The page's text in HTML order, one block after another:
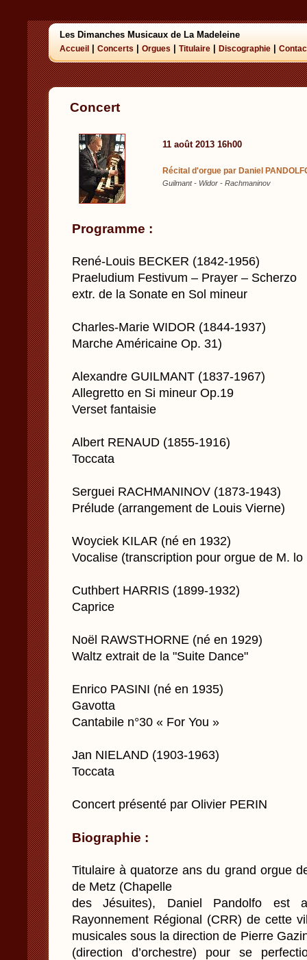
Les Dimanches Musicaux de La Madeleine
Accueil Concerts Orgues Titulaire Discographie
Concert
11 août 2013 16h00
Récital d'orgue par Daniel
Guilmant - Widor - Rachmaninov
Programme :
René-Louis BECKER (1842-1956)
Praeludium Festivum – Prayer – Scherzo
extr. de la Sonate en Sol mineur
Charles-Marie WIDOR (1844-1937)
Marche Américaine Op. 31)
Alexandre GUILMANT (1837-1967)
Allegretto en Si mineur Op.19
Verset fantaisie
Albert RENAUD (1855-1916)
Toccata
Serguei RACHMANINOV (1873-1943)
Prélude (arrangement de Louis Vierne)
Woyciek KILAR (né en 1932)
Vocalise (transcription pour orgue de M. lo
Cuthbert HARRIS (1899-1932)
Caprice
Noël RAWSTHORNE (né en 1929)
Waltz extrait de la "Suite Dance"
Enrico PASINI (né en 1935)
Gavotta
Cantabile n°30 « For You »
Jan NIELAND (1903-1963)
Toccata
Concert présenté par Olivier PERIN
Biographie :
Titulaire à quatorze ans du grand orgue
de Metz (Chapelle
des Jésuites), Daniel Pandolfo est
Rayonnement Régional (CRR) de cette
musicales sous la direction de Pierre
(direction d’orchestre) pour se